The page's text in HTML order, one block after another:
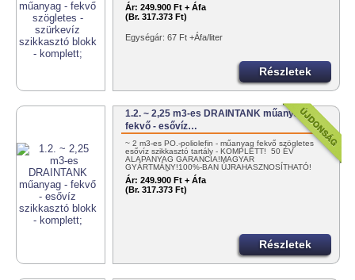
Ár: 249.900 Ft + Áfa
(Br. 317.373 Ft)
Egységár: 67 Ft +Áfa/liter
Részletek
1.2. ~ 2,25 m3-es DRAINTANK műanyag -
fekvő - esővíz…
~ 2 m3-es PO.-poliolefin - műanyag fekvő szögletes
esővíz szikkasztó tartály - KOMPLETT! 50 ÉV
ALAPANYAG GARANCIA!MAGYAR
GYÁRTMÁNY!100%-BAN ÚJRAHASZNOSÍTHATÓ!
EGYSZERŰEN…
Ár: 249.900 Ft + Áfa
(Br. 317.373 Ft)
Részletek